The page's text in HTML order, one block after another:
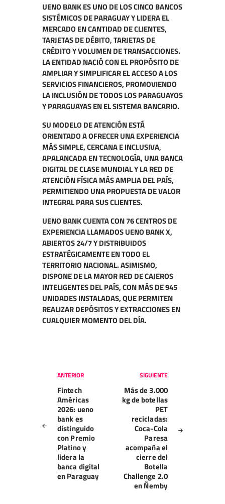
UENO BANK ES UNO DE LOS CINCO BANCOS
SISTÉMICOS DE PARAGUAY Y LIDERA EL
MERCADO EN CANTIDAD DE CLIENTES,
TARJETAS DE DÉBITO, TARJETAS DE
CRÉDITO Y VOLUMEN DE TRANSACCIONES.
LA ENTIDAD NACIÓ CON EL PROPÓSITO DE
AMPLIAR Y SIMPLIFICAR EL ACCESO A LOS
SERVICIOS FINANCIEROS, PROMOVIENDO
LA INCLUSIÓN DE TODOS LOS PARAGUAYOS
Y PARAGUAYAS EN EL SISTEMA BANCARIO.
SU MODELO DE ATENCIÓN ESTÁ
ORIENTADO A OFRECER UNA EXPERIENCIA
MÁS SIMPLE, CERCANA E INCLUSIVA,
APALANCADA EN TECNOLOGÍA, UNA BANCA
DIGITAL DE CLASE MUNDIAL Y LA RED DE
ATENCIÓN FÍSICA MÁS AMPLIA DEL PAÍS,
PERMITIENDO UNA PROPUESTA DE VALOR
INTEGRAL PARA SUS CLIENTES.
UENO BANK CUENTA CON 76 CENTROS DE
EXPERIENCIA LLAMADOS UENO BANK X,
ABIERTOS 24/7 Y DISTRIBUIDOS
ESTRATÉGICAMENTE EN TODO EL
TERRITORIO NACIONAL. ASIMISMO,
DISPONE DE LA MAYOR RED DE CAJEROS
INTELIGENTES DEL PAÍS, CON MÁS DE 945
UNIDADES INSTALADAS, QUE PERMITEN
REALIZAR DEPÓSITOS Y EXTRACCIONES EN
CUALQUIER MOMENTO DEL DÍA.
Navegación
entradas
ANTERIOR
Fintech
Américas
2026: ueno
bank es
distinguido
con Premio
Platino y
lidera la
banca digital
en Paraguay
SIGUIENTE
Más de 3.000
kg de botellas
PET
recicladas:
Coca-Cola
Paresa
acompaña el
cierre del
Botella
Challenge 2.0
en Ñemby